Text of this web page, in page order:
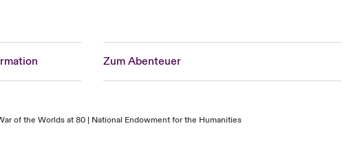
Zum Abenteuer
of the Worlds at 80 | National Endowment for the Humanities